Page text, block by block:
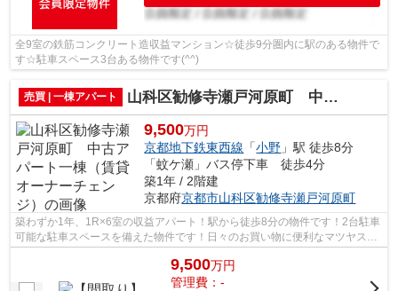
全9室の鉄筋コンクリート造収益マンション☆徒歩9分圏内に駅のある物件で
す☆駐車スペース3台ある物件です(^^)
売買 | 一棟アパート 山科区勧修寺瀬戸河原町 中古アパート一棟（賃貸オーナーチェンジ）
9,500万円
京都地下鉄東西線 「小野 」駅 徒歩8分
「蚊ケ瀬」バス停下車 徒歩4分
築1年 / 2階建
京都府京都市山科区勧修寺瀬戸河原町
築わずか1年、1R×6室の収益アパート！駅から徒歩8分の物件です！2台駐車
可能な駐車スペースを備えた物件です！日々のお買い物に便利なマツヤスー
9,500万円
管理費：-